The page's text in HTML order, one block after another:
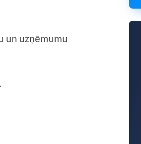
un uzņēmumu